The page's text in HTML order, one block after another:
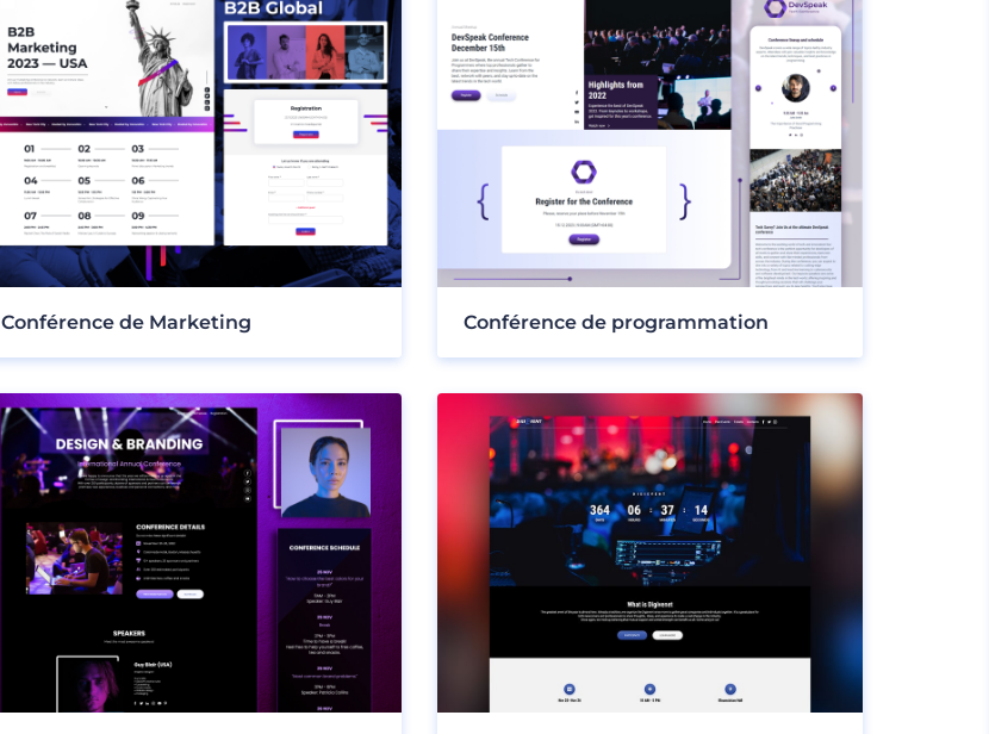
Conférence de Marketing Conférence de programmation